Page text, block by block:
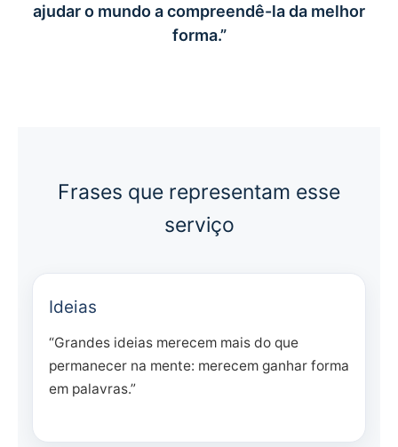
ajudar o mundo a compreendê-la da melhor
forma.”
Frases que representam esse
serviço
Ideias
“Grandes ideias merecem mais do que
permanecer na mente: merecem ganhar forma
em palavras.”